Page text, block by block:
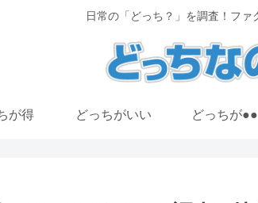
日常の「どっち？」を調査！ファ
が得 どっちがいい どっちが●●